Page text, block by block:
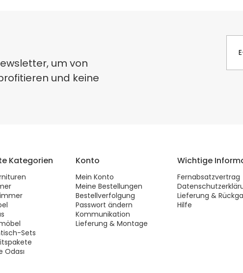
um von
und keine
Kategorien
Sets
Odası
Konto
Mein Konto
Meine Bestellungen
Bestellverfolgung
Passwort ändern
Kommunikation
Lieferung & Montage
Wichtige
Fernabsatzvertrag
Lieferung &
Hilfe